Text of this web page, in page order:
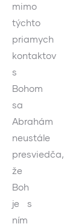
mimo
týchto
priamych
kontaktov
s
Bohom
sa
Abrahám
neustále
presviedča,
že
Boh
je s
ním